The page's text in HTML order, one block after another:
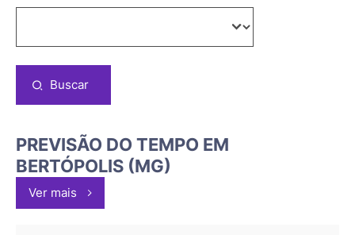
Buscar
PREVISÃO DO TEMPO EM
BERTÓPOLIS (MG)
Ver mais